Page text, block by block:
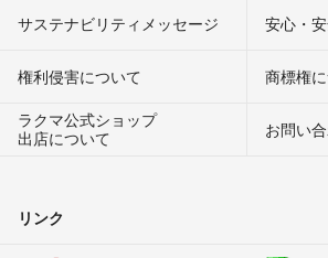
サステナビリティメッセージ 安心・
権利侵害について
商標権
ラクマ公式ショップ
出店について
お問い
リンク